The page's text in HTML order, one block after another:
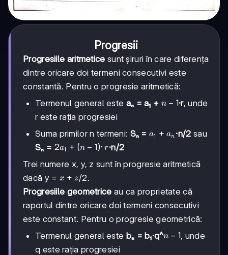
Progresii
Progresiile aritmetice sunt șiruri în care diferența
dintre oricare doi termeni consecutivi este
constantă. Pentru o progresie aritmetică:
Termenul general este aₙ = a₁ + n-
n − 1·r, unde
r este rația progresiei
Suma primilor n termeni: Sₙ = a₁
a1 + an ·n/2 sau
Sₙ = 2a₁
(n-
1)·r
2a1 + (n − 1)⋅ r·n/2
Trei numere x, y, z sunt în progresie aritmetică
dacă y = x+z
x + z/2.
Progresiile geometrice au ca proprietate că
raportul dintre oricare doi termeni consecutivi
este constant. Pentru o progresie geometrică:
Termenul general este bₙ = b₁·q^n-
n − 1, unde
q este rația progresiei